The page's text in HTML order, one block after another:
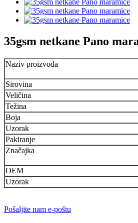
35gsm netkane Pano
Naziv proizvoda
Sirovina
Veličina
Težina
Boja
Uzorak
Pakiranje
Značajka
OEM
Uzorak
Pošaljite nam e-poštu